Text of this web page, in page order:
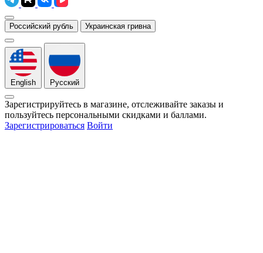
Российский рубль Украинская гривна
English Русский
Зарегистрируйтесь в магазине, отслеживайте заказы и
пользуйтесь персональными скидками и баллами.
Зарегистрироваться Войти